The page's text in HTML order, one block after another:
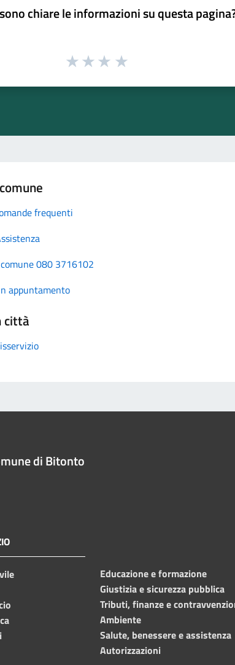
chiare le informazioni su questa
frequenti
080 3716102
appuntamento
città
di Bitonto
Educazione e formazione
Giustizia e sicurezza pubblica
Tributi, finanze e
Ambiente
Salute, benessere e assistenza
Autorizzazioni